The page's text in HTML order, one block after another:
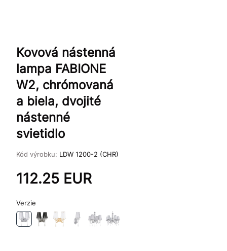
Kovová nástenná
lampa FABIONE
W2, chrómovaná
a biela, dvojité
nástenné
svietidlo
Kód výrobku: LDW 1200-2 (CHR)
112.25 EUR
Verzie